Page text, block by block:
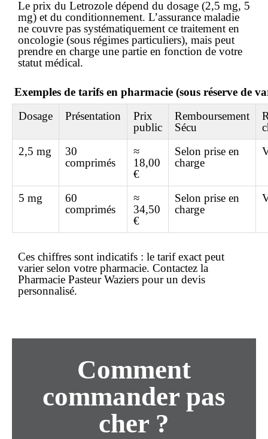
Le prix du Letrozole dépend du dosage (2,5 mg, 5
mg) et du conditionnement. L’assurance maladie
ne couvre pas systématiquement ce traitement en
oncologie (sous régimes particuliers), mais peut
prendre en charge une partie en fonction de votre
statut médical.
Exemples de tarifs en pharmacie (sous réserve de
Dosage
Présentation
Prix
public
Remboursement
Sécu
2,5 mg
30
comprimés
≈
18,00
€
Selon prise en
charge
5 mg
60
comprimés
≈
34,50
€
Selon prise en
charge
Ces chiffres sont indicatifs : le tarif exact peut
varier selon votre pharmacie. Contactez la
Pharmacie Pasteur Waziers pour un devis
personnalisé.
Comment
commander pas
cher ?